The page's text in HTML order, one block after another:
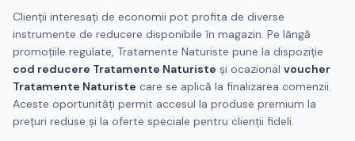
Clienții interesați de economii pot profita de diverse
instrumente de reducere disponibile în magazin. Pe lângă
promoțiile regulate, Tratamente Naturiste pune la dispoziție
cod reducere Tratamente Naturiste și ocazional voucher
Tratamente Naturiste care se aplică la finalizarea comenzii.
Aceste oportunități permit accesul la produse premium la
prețuri reduse și la oferte speciale pentru clienții fideli.